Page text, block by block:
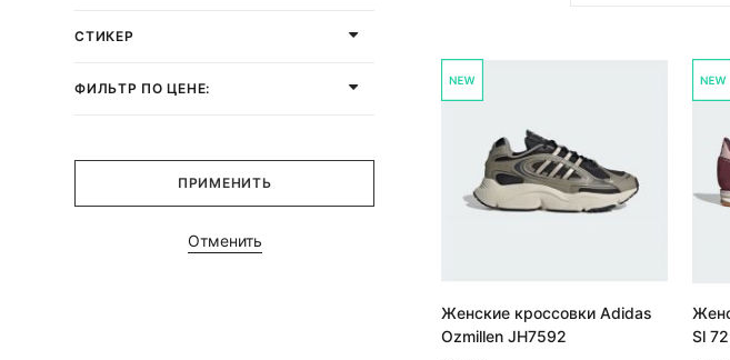
СТИКЕР
ФИЛЬТР ПО ЦЕНЕ:
ПРИМЕНИТЬ
Отменить
Женские кроссовки Adidas
Ozmillen JH7592
Sl